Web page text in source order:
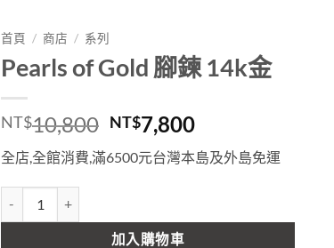
首頁 / 商店 / 系列
Pearls of Gold 腳鍊 14k金
NT$10,800 原
價
NT$7,800目
前
價
全店,全館消費,滿6500元台灣本島及外島免運
加入購物車